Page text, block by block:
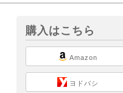
購入はこちら
Amazon
ヨドバシ